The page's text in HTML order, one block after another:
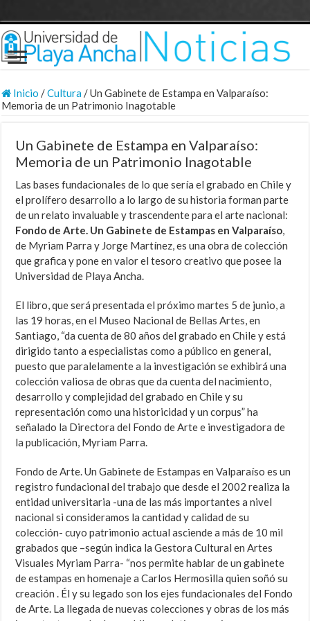
Inicio /Cultura/Un Gabinete de Estampa en Valparaíso:
Memoria de un Patrimonio Inagotable
Un Gabinete de Estampa en Valparaíso:
Memoria de un Patrimonio Inagotable
Las bases fundacionales de lo que sería el grabado en Chile y
el prolífero desarrollo a lo largo de su historia forman parte
de un relato invaluable y trascendente para el arte nacional:
Fondo de Arte. Un Gabinete de Estampas en Valparaíso,
de Myriam Parra y Jorge Martínez, es una obra de colección
que grafica y pone en valor el tesoro creativo que posee la
Universidad de Playa Ancha.
El libro, que será presentada el próximo martes 5 de junio, a
las 19 horas, en el Museo Nacional de Bellas Artes, en
Santiago, “da cuenta de 80 años del grabado en Chile y está
dirigido tanto a especialistas como a público en general,
puesto que paralelamente a la investigación se exhibirá una
colección valiosa de obras que da cuenta del nacimiento,
desarrollo y complejidad del grabado en Chile y su
representación como una historicidad y un corpus” ha
señalado la Directora del Fondo de Arte e investigadora de
la publicación, Myriam Parra.
Fondo de Arte. Un Gabinete de Estampas en Valparaíso es un
registro fundacional del trabajo que desde el 2002 realiza la
entidad universitaria -una de las más importantes a nivel
nacional si consideramos la cantidad y calidad de su
colección- cuyo patrimonio actual asciende a más de 10 mil
grabados que –según indica la Gestora Cultural en Artes
Visuales Myriam Parra- “nos permite hablar de un gabinete
de estampas en homenaje a Carlos Hermosilla quien soñó su
creación . Él y su legado son los ejes fundacionales del Fondo
de Arte. La llegada de nuevas colecciones y obras de los más